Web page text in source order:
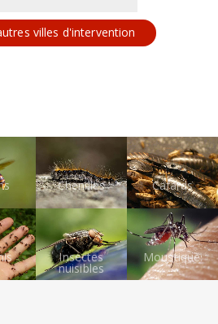
villes d'intervention
Chenilles Cafards
Insectes
nuisibles
Moustiques